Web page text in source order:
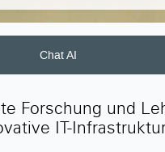
Chat AI
Forschung und
IT-